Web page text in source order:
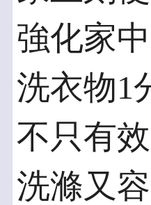
強化家
洗衣物1
不只有
洗滌又